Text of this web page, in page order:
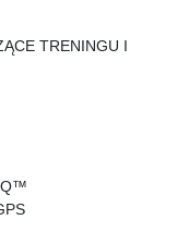
TRENINGU I